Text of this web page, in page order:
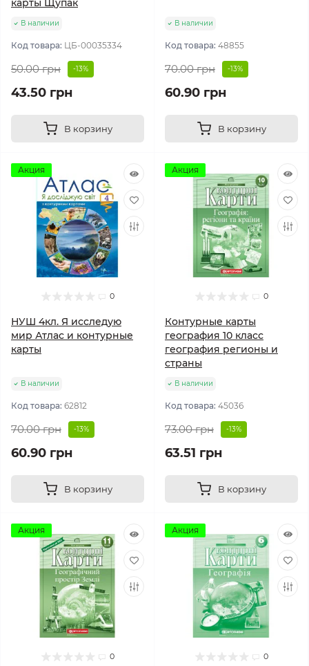
карты Щупак
В наличии
Код товара: ЦБ-00035334
50.00 грн -13%
43.50 грн
В корзину
В наличии
Код товара: 48855
70.00 грн -13%
60.90 грн
В корзину
Акция
0
НУШ 4кл. Я исследую
мир Атлас и контурные
карты
В наличии
Код товара: 62812
70.00 грн -13%
60.90 грн
В корзину
Акция
0
Контурные карты
география 10 класс
география регионы и
страны
В наличии
Код товара: 45036
73.00 грн -13%
63.51 грн
В корзину
Акция
0
Акция
0